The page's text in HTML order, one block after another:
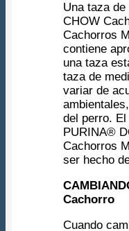
Una taza
CHOW
Cachorros
contiene
una taza
taza de
variar de
del perro.
PURINA®
Cachorros
ser hecho
Cachorro
Cuando